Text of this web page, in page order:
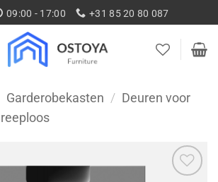
09:00 - 17:00 +31 85 20 80 087
Garderobekasten /
Deuren voor